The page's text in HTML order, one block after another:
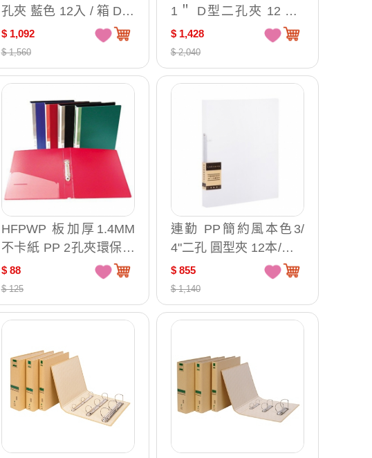
孔夾 藍色 12入 / 箱 DB-
210
$ 1,092
$ 1,560
1＂ D型二孔夾 12入 /
箱 RG-5210
$ 1,428
$ 2,040
HFPWP 板加厚1.4MM
不卡紙 PP 2孔夾環保無
毒 台灣製 /本 TC532A
$ 88
$ 125
連勤 PP簡約風本色3/
4"二孔 圓型夾 12本/箱 L
CW2R
$ 855
$ 1,140